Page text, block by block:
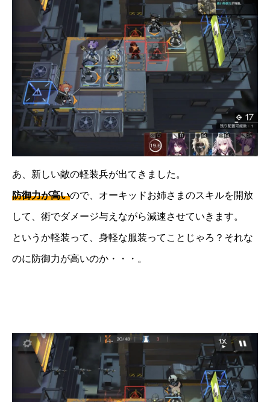
あ、新しい敵の軽装兵が出てきました。
防御力が高いので、オーキッドお姉さまのスキルを開放
して、術でダメージ与えながら減速させていきます。
というか軽装って、身軽な服装ってことじゃろ？それな
のに防御力が高いのか・・・。